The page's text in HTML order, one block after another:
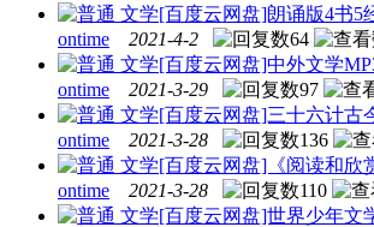
文学[百度云网盘]朗诵版4书5
ontime
2021-4-2 64
文学[百度云网盘]中外文学
ontime
2021-3-29 97
文学[百度云网盘]三十六计古
ontime
2021-3-28 136
文学[百度云网盘]《阅读和欣
ontime
2021-3-28 110
文学[百度云网盘]世界少年文